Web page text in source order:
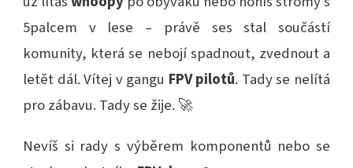
5palcem v lese – právě ses stal součástí
komunity, která se nebojí spadnout, zvednout a
letět dál. Vítej v gangu FPV pilotů. Tady se nelítá
pro zábavu. Tady se žije. 🚀
Nevíš si rady s výběrem komponentů nebo se